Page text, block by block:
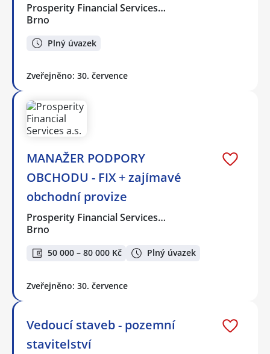
Prosperity Financial Services…
Brno
Plný úvazek
Zveřejněno: 30. července
MANAŽER PODPORY
OBCHODU - FIX + zajímavé
obchodní provize
Prosperity Financial Services…
Brno
50 000 – 80 000 Kč Plný úvazek
Zveřejněno: 30. července
Vedoucí staveb - pozemní
stavitelství